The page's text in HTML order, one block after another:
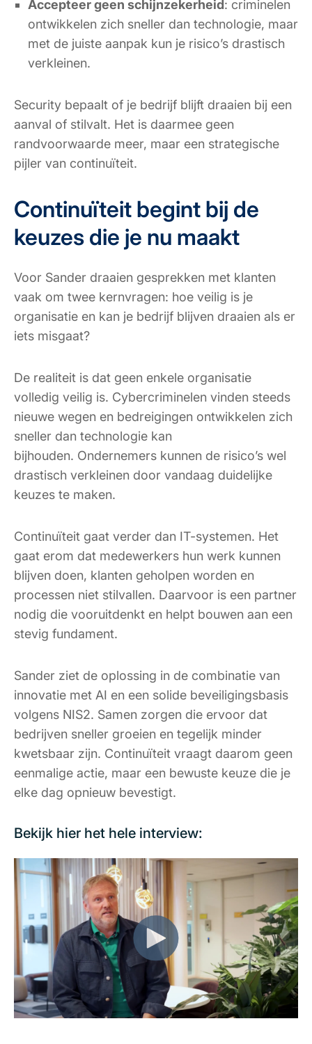
Accepteer geen schijnzekerheid: criminelen
ontwikkelen zich sneller dan technologie, maar
met de juiste aanpak kun je risico’s drastisch
verkleinen.
Security bepaalt of je bedrijf blijft draaien bij een
aanval of stilvalt. Het is daarmee geen
randvoorwaarde meer, maar een strategische
pijler van continuïteit.
Continuïteit begint bij de
keuzes die je nu maakt
Voor Sander draaien gesprekken met klanten
vaak om twee kernvragen: hoe veilig is je
organisatie en kan je bedrijf blijven draaien als er
iets misgaat?
De realiteit is dat geen enkele organisatie
volledig veilig is. Cybercriminelen vinden steeds
nieuwe wegen en bedreigingen ontwikkelen zich
sneller dan technologie kan
bijhouden. Ondernemers kunnen de risico’s wel
drastisch verkleinen door vandaag duidelijke
keuzes te maken.
Continuïteit gaat verder dan IT-systemen. Het
gaat erom dat medewerkers hun werk kunnen
blijven doen, klanten geholpen worden en
processen niet stilvallen. Daarvoor is een partner
nodig die vooruitdenkt en helpt bouwen aan een
stevig fundament.
Sander ziet de oplossing in de combinatie van
innovatie met AI en een solide beveiligingsbasis
volgens NIS2. Samen zorgen die ervoor dat
bedrijven sneller groeien en tegelijk minder
kwetsbaar zijn. Continuïteit vraagt daarom geen
eenmalige actie, maar een bewuste keuze die je
elke dag opnieuw bevestigt.
Bekijk hier het hele interview: